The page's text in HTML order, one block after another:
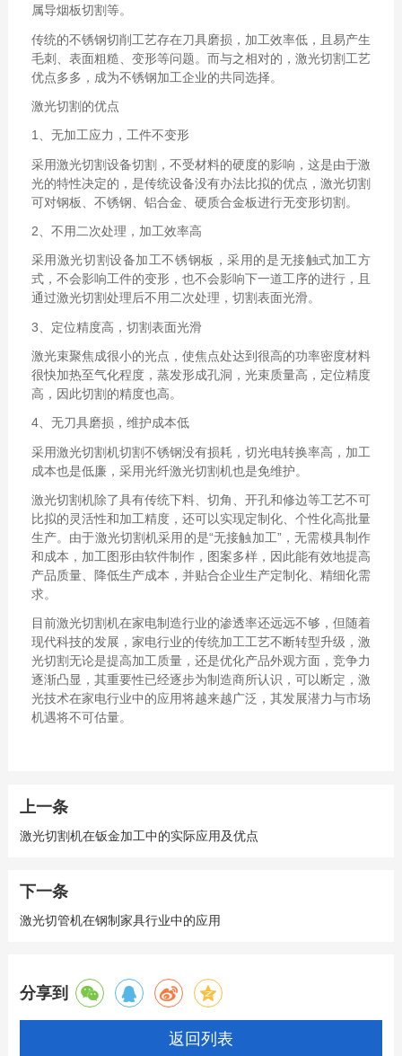
属导烟板切割等。
传统的不锈钢切削工艺存在刀具磨损，加工效率低，且易产生
毛刺、表面粗糙、变形等问题。而与之相对的，激光切割工艺
优点多多，成为不锈钢加工企业的共同选择。
激光切割的优点
1、无加工应力，工件不变形
采用激光切割设备切割，不受材料的硬度的影响，这是由于激
光的特性决定的，是传统设备没有办法比拟的优点，激光切割
可对钢板、不锈钢、铝合金、硬质合金板进行无变形切割。
2、不用二次处理，加工效率高
采用激光切割设备加工不锈钢板，采用的是无接触式加工方
式，不会影响工件的变形，也不会影响下一道工序的进行，且
通过激光切割处理后不用二次处理，切割表面光滑。
3、定位精度高，切割表面光滑
激光束聚焦成很小的光点，使焦点处达到很高的功率密度材料
很快加热至气化程度，蒸发形成孔洞，光束质量高，定位精度
高，因此切割的精度也高。
4、无刀具磨损，维护成本低
采用激光切割机切割不锈钢没有损耗，切光电转换率高，加工
成本也是低廉，采用光纤激光切割机也是免维护。
激光切割机除了具有传统下料、切角、开孔和修边等工艺不可
比拟的灵活性和加工精度，还可以实现定制化、个性化高批量
生产。由于激光切割机采用的是“无接触加工”，无需模具制作
和成本，加工图形由软件制作，图案多样，因此能有效地提高
产品质量、降低生产成本，并贴合企业生产定制化、精细化需
求。
目前激光切割机在家电制造行业的渗透率还远远不够，但随着
现代科技的发展，家电行业的传统加工工艺不断转型升级，激
光切割无论是提高加工质量，还是优化产品外观方面，竞争力
逐渐凸显，其重要性已经逐步为制造商所认识，可以断定，激
光技术在家电行业中的应用将越来越广泛，其发展潜力与市场
机遇将不可估量。
上一条
激光切割机在钣金加工中的实际应用及优点
下一条
激光切管机在钢制家具行业中的应用
分享到
返回列表